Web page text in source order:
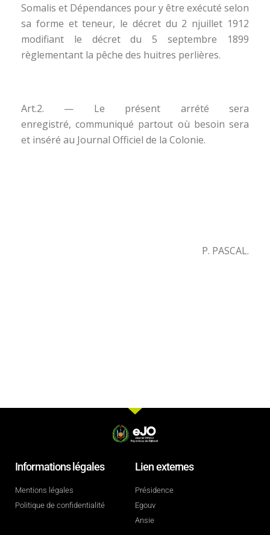
Somalis et Dépendances pour y être exécuté selon
sa forme et teneur, le décret du 2 njuillet 1912
modifiant le décret du 5 septembre 1899
règlementant la pêche des huitres perlières.
Art.2. — Le présent arrété sera
enregistré, communiqué partout où besoin sera
et inséré au Journal Officiel de la Colonie.
P. PASCAL.
Informations légales
Mentions légales
Politique de confidentialité
Lien externes
Présidence
Egouv
Ansie